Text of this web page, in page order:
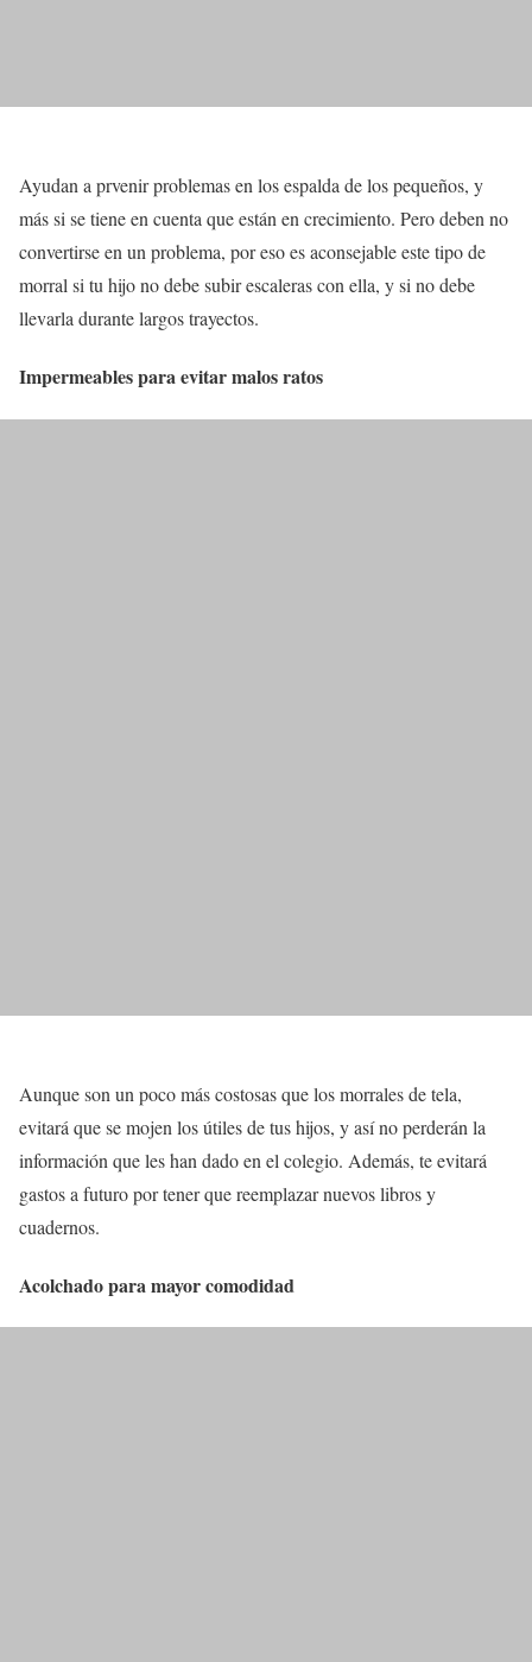
Ayudan a prvenir problemas en los espalda de los pequeños, y
más si se tiene en cuenta que están en crecimiento. Pero deben no
convertirse en un problema, por eso es aconsejable este tipo de
morral si tu hijo no debe subir escaleras con ella, y si no debe
llevarla durante largos trayectos.
Impermeables para evitar malos ratos
Aunque son un poco más costosas que los morrales de tela,
evitará que se mojen los útiles de tus hijos, y así no perderán la
información que les han dado en el colegio. Además, te evitará
gastos a futuro por tener que reemplazar nuevos libros y
cuadernos.
Acolchado para mayor comodidad